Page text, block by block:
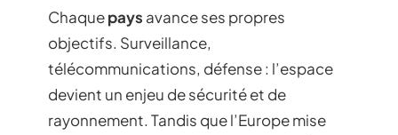
Chaquepays avance ses propres
objectifs. Surveillance,
télécommunications, défense : l’espace
devient un enjeu de sécurité et de
rayonnement. Tandis que l’Europe mise